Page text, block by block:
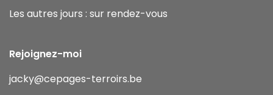
Les autres jours : sur rendez-vous
Rejoignez-moi
jacky@cepages-terroirs.be